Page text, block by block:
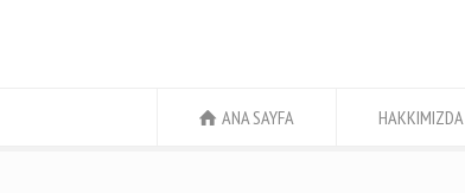
ANA SAYFA HAKKIMIZDA